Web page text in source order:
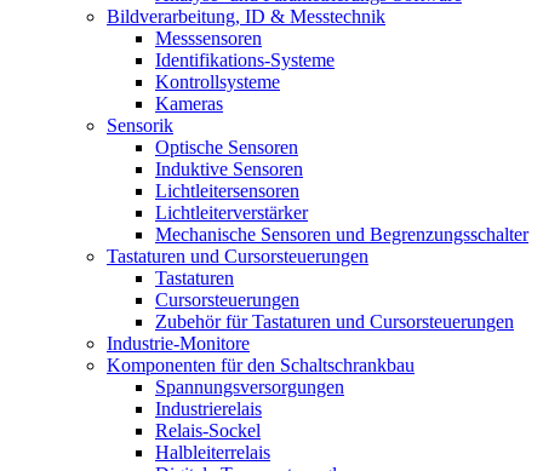
Bildverarbeitung, ID & Messtechnik
Messsensoren
Identifikations-Systeme
Kontrollsysteme
Kameras
Sensorik
Optische Sensoren
Induktive Sensoren
Lichtleitersensoren
Lichtleiterverstärker
Mechanische Sensoren und Begrenzungsschalter
Tastaturen und Cursorsteuerungen
Tastaturen
Cursorsteuerungen
Zubehör für Tastaturen und Cursorsteuerungen
Industrie-Monitore
Komponenten für den Schaltschrankbau
Spannungsversorgungen
Industrierelais
Relais-Sockel
Halbleiterrelais